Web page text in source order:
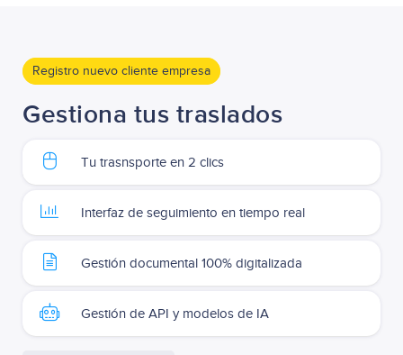
Registro nuevo cliente empresa
Gestiona tus traslados
Tu trasnsporte en 2 clics
Interfaz de seguimiento en tiempo real
Gestión documental 100% digitalizada
Gestión de API y modelos de IA